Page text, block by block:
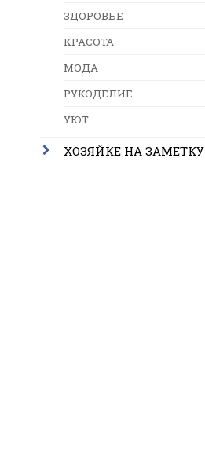
ЗДОРОВЬЕ
КРАСОТА
МОДА
РУКОДЕЛИЕ
УЮТ
ХОЗЯЙКЕ НА ЗАМЕТКУ